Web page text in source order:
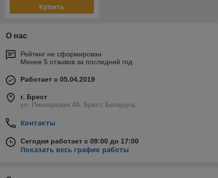
Купить
О нас
Рейтинг не сформирован
Менее 5 отзывов за последний год
Работает с 05.04.2019
г. Брест
ул. Пионерская 40, Брест, Беларусь
Контакты
Сегодня работает с 09:00 до 17:00
Показать весь график работы